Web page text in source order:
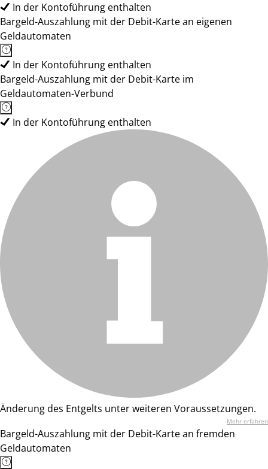
In der Kontoführung enthalten
Bargeld-Auszahlung mit der Debit-Karte an eigenen
Geldautomaten
In der Kontoführung enthalten
Bargeld-Auszahlung mit der Debit-Karte im
Geldautomaten-Verbund
In der Kontoführung enthalten
Änderung des Entgelts unter weiteren Voraussetzungen.
Mehr erfahren
Bargeld-Auszahlung mit der Debit-Karte an fremden
Geldautomaten